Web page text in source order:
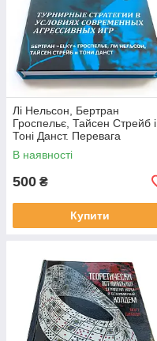
Лі Нельсон, Бертран
Гроспельє, Тайсен Стрейб і
Тоні Данст. Перевага
рейзерів.
В наявності
500 ₴
Купити